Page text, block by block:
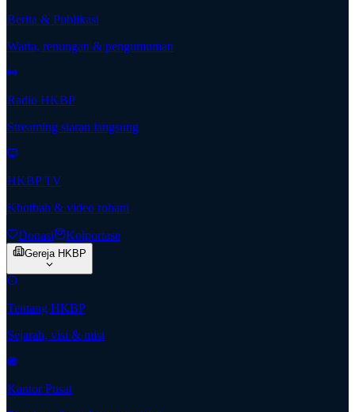
Berita & Publikasi
Warta, renungan & pengumuman
Radio HKBP
Streaming siaran langsung
HKBP TV
Khotbah & video rohani
Donasi Kolportase
Gereja HKBP
Tentang HKBP
Sejarah, visi & misi
Kantor Pusat